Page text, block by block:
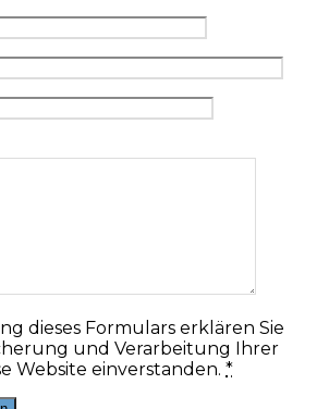
dieses Formulars erklären Sie
und Verarbeitung Ihrer
Website einverstanden. *